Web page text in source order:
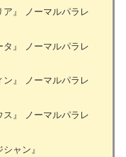
ア』 ノーマルパラレ
タ』 ノーマルパラレ
ン』 ノーマルパラレ
ス』 ノーマルパラレ
ャン』